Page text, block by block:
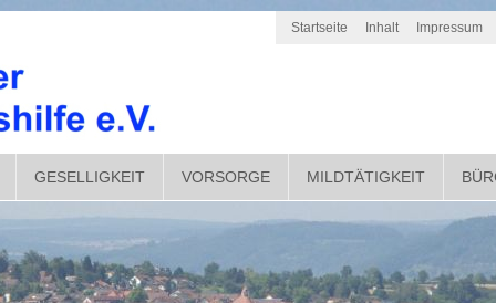
Startseite Inhalt Impressum
GESELLIGKEIT VORSORGE MILDTÄTIGKEIT